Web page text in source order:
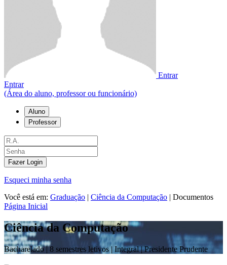
Entrar
Entrar
(Área do aluno, professor ou funcionário)
Aluno
Professor
Fazer Login
Esqueci minha senha
Você está em: Graduação | Ciência da Computação | Documentos
Página Inicial
Ciência da Computação
Bacharelado |8 semestres letivos | Integral| Presidente Prudente